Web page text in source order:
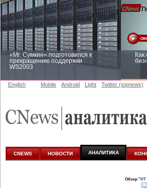
«Mr. Сумкин» подготовился к
прекращению поддержки
WS2003
Как
аналитике
English Mobile Android Light Twitter (topnews)
CNEWS НОВОСТИ АНАЛИТИКА
Обзор "ИТ